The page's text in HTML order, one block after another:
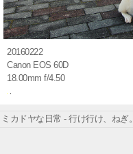
20160222
Canon EOS 60D
18.00mm f/4.50
ミカドヤな日常 - 行け行け、ねぎ。